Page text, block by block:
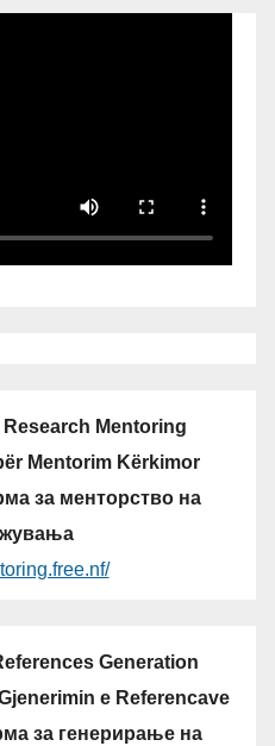
Mentoring
Mentorim Kërkimor
за менторство на
Generation
e Referencave
за генерирање на